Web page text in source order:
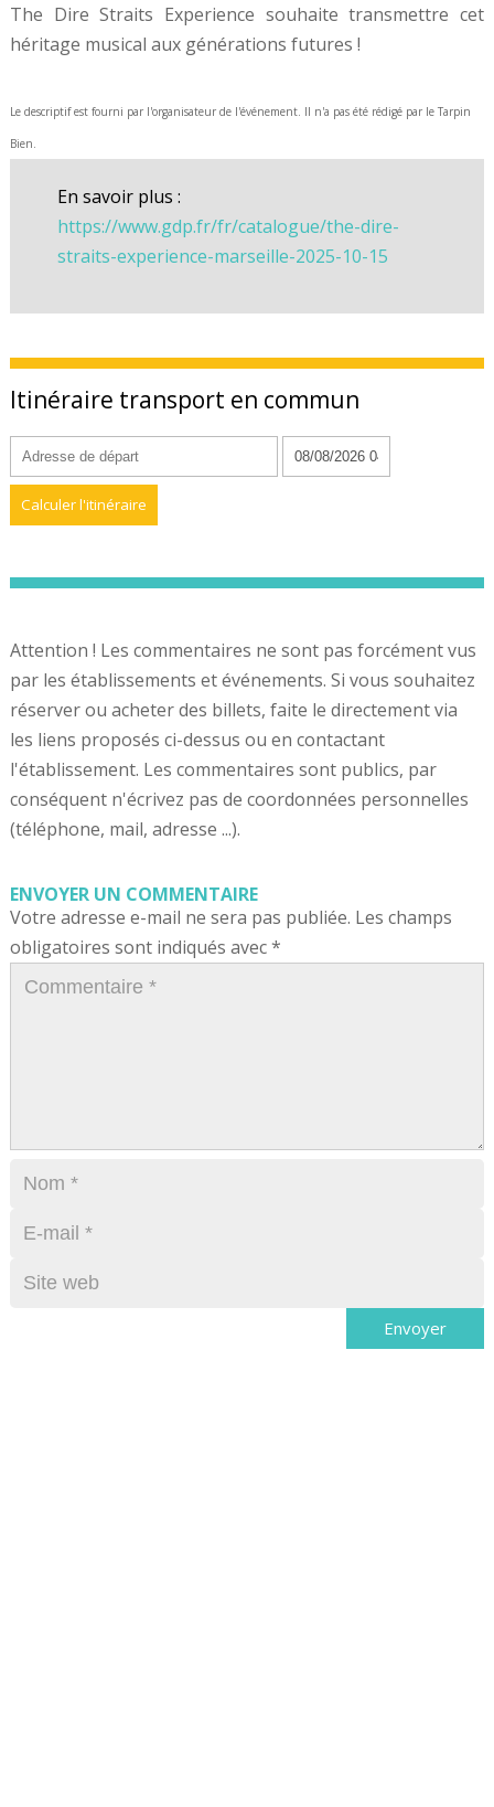
The Dire Straits Experience souhaite transmettre cet
héritage musical aux générations futures !
Le descriptif est fourni par l'organisateur de l'événement. Il n'a pas été rédigé par le Tarpin
Bien.
En savoir plus :
https://www.gdp.fr/fr/catalogue/the-dire-
straits-experience-marseille-2025-10-15
Itinéraire transport en commun
Attention ! Les commentaires ne sont pas forcément vus
par les établissements et événements. Si vous souhaitez
réserver ou acheter des billets, faite le directement via
les liens proposés ci-dessus ou en contactant
l'établissement. Les commentaires sont publics, par
conséquent n'écrivez pas de coordonnées personnelles
(téléphone, mail, adresse ...).
ENVOYER UN COMMENTAIRE
Votre adresse e-mail ne sera pas publiée. Les champs
obligatoires sont indiqués avec*